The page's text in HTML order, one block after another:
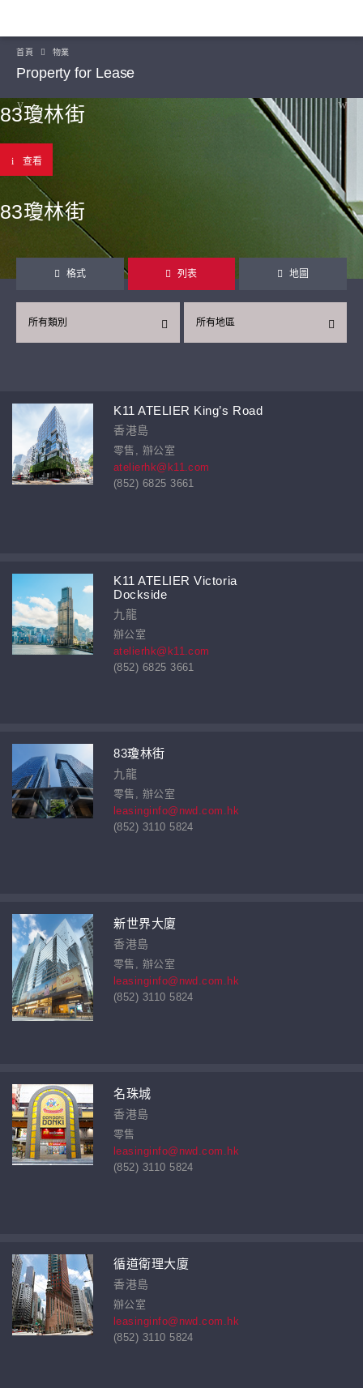
首頁 物業
Property for Lease
83瓊林街
查看
83瓊林街
格式 列表 地圖
所有地區
所有類別
K11 ATELIER King’s Road
香港島
零售, 辦公室
atelierhk@k11.com
(852) 6825 3661
K11 ATELIER Victoria
Dockside
九龍
辦公室
atelierhk@k11.com
(852) 6825 3661
83瓊林街
九龍
零售, 辦公室
leasinginfo@nwd.com.hk
(852) 3110 5824
新世界大廈
香港島
零售, 辦公室
leasinginfo@nwd.com.hk
(852) 3110 5824
名珠城
香港島
零售
leasinginfo@nwd.com.hk
(852) 3110 5824
循道衛理大廈
香港島
辦公室
leasinginfo@nwd.com.hk
(852) 3110 5824